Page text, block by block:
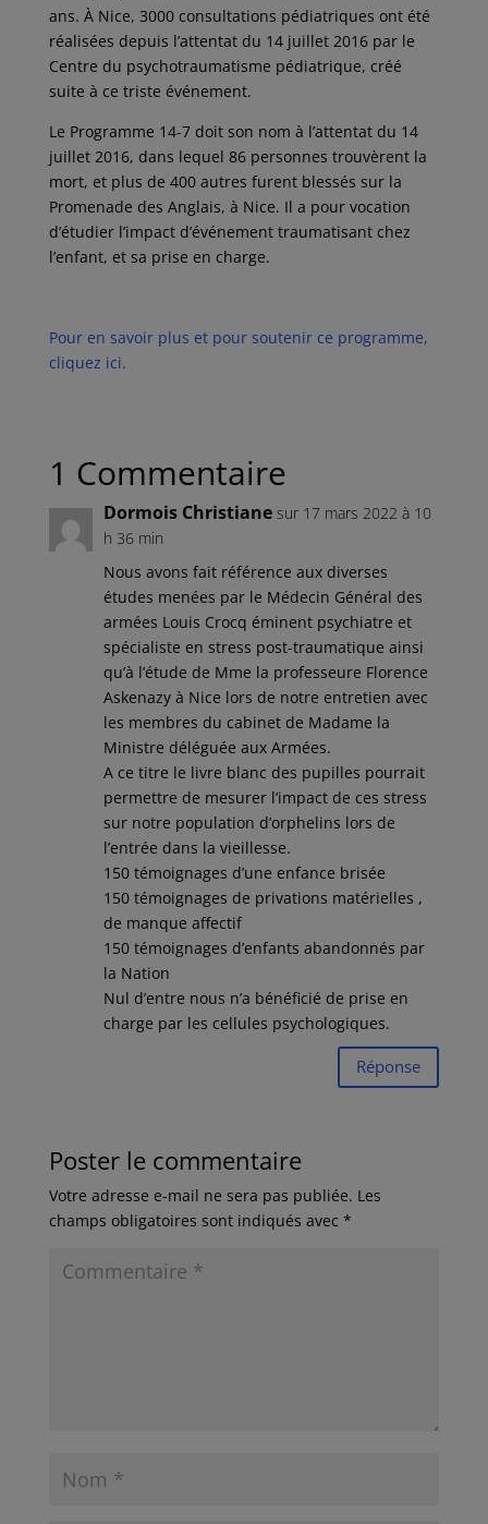
ans. À Nice, 3000 consultations pédiatriques ont été
réalisées depuis l’attentat du 14 juillet 2016 par le
Centre du psychotraumatisme pédiatrique, créé
suite à ce triste événement.
Le Programme 14-7 doit son nom à l’attentat du 14
juillet 2016, dans lequel 86 personnes trouvèrent la
mort, et plus de 400 autres furent blessés sur la
Promenade des Anglais, à Nice. Il a pour vocation
d’étudier l’impact d’événement traumatisant chez
l’enfant, et sa prise en charge.
Pour en savoir plus et pour soutenir ce programme,
cliquez ici.
1 Commentaire
Dormois Christiane sur 17 mars 2022 à 10
h 36 min
Nous avons fait référence aux diverses
études menées par le Médecin Général des
armées Louis Crocq éminent psychiatre et
spécialiste en stress post-traumatique ainsi
qu’à l’étude de Mme la professeure Florence
Askenazy à Nice lors de notre entretien avec
les membres du cabinet de Madame la
Ministre déléguée aux Armées.
A ce titre le livre blanc des pupilles pourrait
permettre de mesurer l’impact de ces stress
sur notre population d’orphelins lors de
l’entrée dans la vieillesse.
150 témoignages d’une enfance brisée
150 témoignages de privations matérielles ,
de manque affectif
150 témoignages d’enfants abandonnés par
la Nation
Nul d’entre nous n’a bénéficié de prise en
charge par les cellules psychologiques.
Réponse
Poster le commentaire
Votre adresse e-mail ne sera pas publiée. Les
champs obligatoires sont indiqués avec *